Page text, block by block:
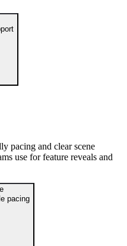
pacing and clear scene
use for feature reveals and
pacing